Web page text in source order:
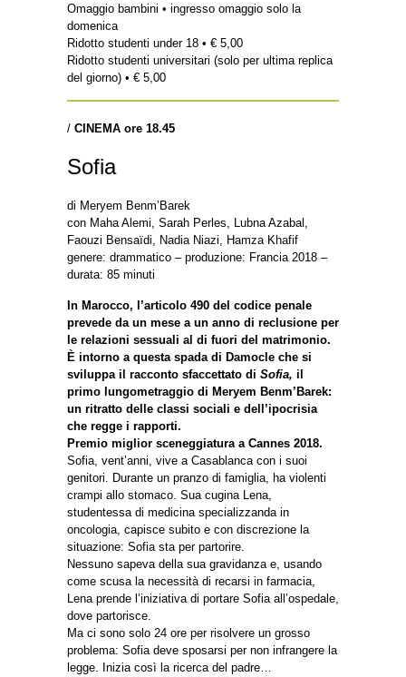
Omaggio bambini • ingresso omaggio solo la
domenica
Ridotto studenti under 18 • € 5,00
Ridotto studenti universitari (solo per ultima replica
del giorno) • € 5,00
/ CINEMA ore 18.45
Sofia
di Meryem Benm’Barek
con Maha Alemi, Sarah Perles, Lubna Azabal,
Faouzi Bensaïdi, Nadia Niazi, Hamza Khafif
genere: drammatico – produzione: Francia 2018 –
durata: 85 minuti
In Marocco, l’articolo 490 del codice penale
prevede da un mese a un anno di reclusione per
le relazioni sessuali al di fuori del matrimonio.
È intorno a questa spada di Damocle che si
sviluppa il racconto sfaccettato di Sofia, il
primo lungometraggio di Meryem Benm’Barek:
un ritratto delle classi sociali e dell’ipocrisia
che regge i rapporti.
Premio miglior sceneggiatura a Cannes 2018.
Sofia, vent’anni, vive a Casablanca con i suoi
genitori. Durante un pranzo di famiglia, ha violenti
crampi allo stomaco. Sua cugina Lena,
studentessa di medicina specializzanda in
oncologia, capisce subito e con discrezione la
situazione: Sofia sta per partorire.
Nessuno sapeva della sua gravidanza e, usando
come scusa la necessità di recarsi in farmacia,
Lena prende l’iniziativa di portare Sofia all’ospedale,
dove partorisce.
Ma ci sono solo 24 ore per risolvere un grosso
problema: Sofia deve sposarsi per non infrangere la
legge. Inizia così la ricerca del padre…